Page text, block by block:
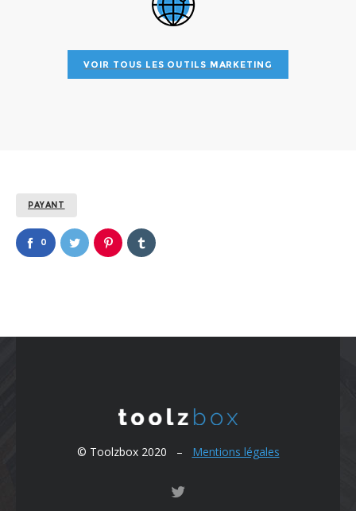
VOIR TOUS LES OUTILS MARKETING
PAYANT
0
© Toolzbox 2020 – Mentions légales